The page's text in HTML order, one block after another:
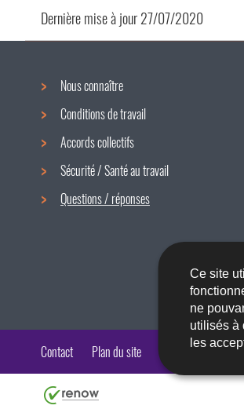
Ce site
ne
utilisés à
les
Dernière mise à jour27/07/2020
Menu
de
navigation
Nous connaître
Conditions de travail
Accords collectifs
Sécurité / Santé au travail
Questions / réponses
Contact Plan du site A propos du site